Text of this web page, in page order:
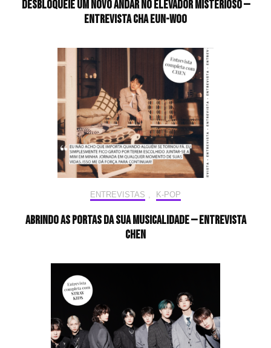
desbloqueie um novo andar no elevador misterioso —
Entrevista CHA EUN-WOO
ENTREVISTAS , K-POP
Abrindo as portas da sua musicalidade — Entrevista
CHEN